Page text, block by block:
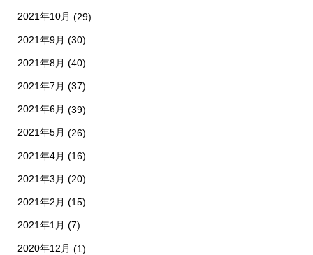
2021年10月 (29)
2021年9月 (30)
2021年8月 (40)
2021年7月 (37)
2021年6月 (39)
2021年5月 (26)
2021年4月 (16)
2021年3月 (20)
2021年2月 (15)
2021年1月 (7)
2020年12月 (1)